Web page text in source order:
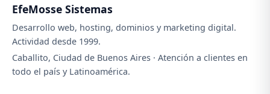
EfeMosse Sistemas
Desarrollo web, hosting, dominios y marketing digital.
Actividad desde 1999.
Caballito, Ciudad de Buenos Aires · Atención a clientes en
todo el país y Latinoamérica.